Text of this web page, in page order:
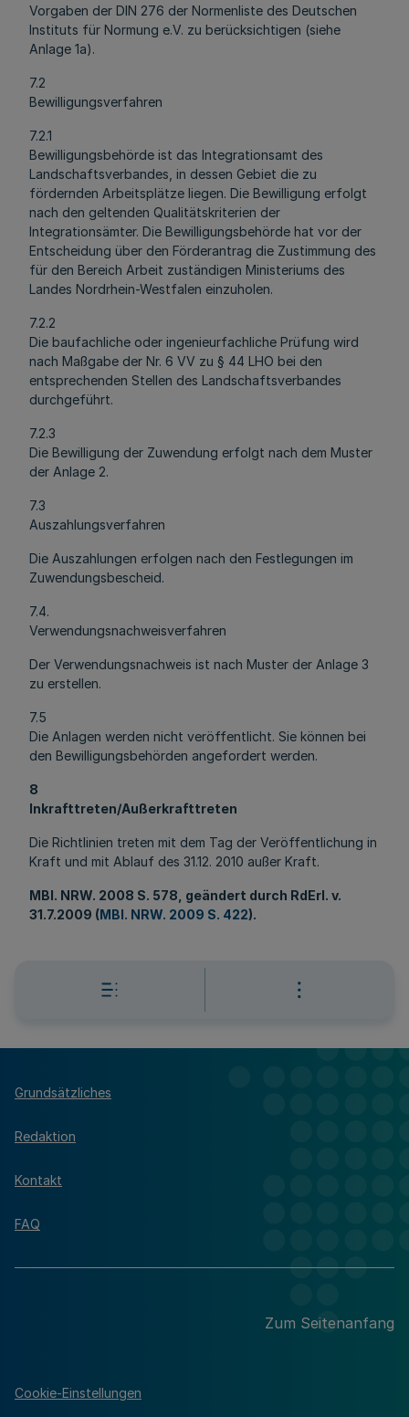
Vorgaben der DIN 276 der Normenliste des Deutschen
Instituts für Normung e.V. zu berücksichtigen (siehe
Anlage 1a).
7.2
Bewilligungsverfahren
7.2.1
Bewilligungsbehörde ist das Integrationsamt des
Landschaftsverbandes, in dessen Gebiet die zu
fördernden Arbeitsplätze liegen. Die Bewilligung erfolgt
nach den geltenden Qualitätskriterien der
Integrationsämter. Die Bewilligungsbehörde hat vor der
Entscheidung über den Förderantrag die Zustimmung des
für den Bereich Arbeit zuständigen Ministeriums des
Landes Nordrhein-Westfalen einzuholen.
7.2.2
Die baufachliche oder ingenieurfachliche Prüfung wird
nach Maßgabe der Nr. 6 VV zu § 44 LHO bei den
entsprechenden Stellen des Landschaftsverbandes
durchgeführt.
7.2.3
Die Bewilligung der Zuwendung erfolgt nach dem Muster
der Anlage 2.
7.3
Auszahlungsverfahren
Die Auszahlungen erfolgen nach den Festlegungen im
Zuwendungsbescheid.
7.4.
Verwendungsnachweisverfahren
Der Verwendungsnachweis ist nach Muster der Anlage 3
zu erstellen.
7.5
Die Anlagen werden nicht veröffentlicht. Sie können bei
den Bewilligungsbehörden angefordert werden.
8
Inkrafttreten/Außerkrafttreten
Die Richtlinien treten mit dem Tag der Veröffentlichung in
Kraft und mit Ablauf des 31.12. 2010 außer Kraft.
MBl. NRW. 2008 S. 578, geändert durch RdErl. v.
31.7.2009 (MBl. NRW. 2009 S. 422).
Grundsätzliches
Redaktion
Kontakt
FAQ
Zum Seitenanfang
Cookie-Einstellungen